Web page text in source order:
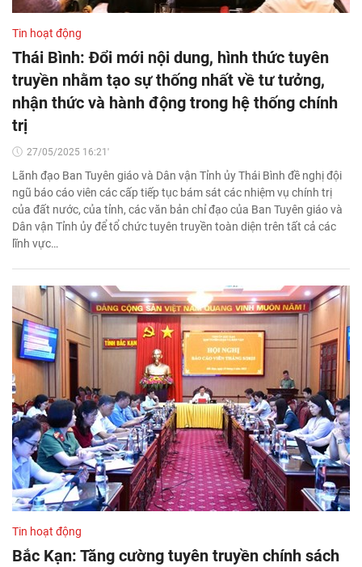
Tin hoạt động
Thái Bình: Đổi mới nội dung, hình thức tuyên
truyền nhằm tạo sự thống nhất về tư tưởng,
nhận thức và hành động trong hệ thống chính
trị
27/05/2025 16:21'
Lãnh đạo Ban Tuyên giáo và Dân vận Tỉnh ủy Thái Bình đề nghị đội
ngũ báo cáo viên các cấp tiếp tục bám sát các nhiệm vụ chính trị
của đất nước, của tỉnh, các văn bản chỉ đạo của Ban Tuyên giáo và
Dân vận Tỉnh ủy để tổ chức tuyên truyền toàn diện trên tất cả các
lĩnh vực…
Tin hoạt động
Bắc Kạn: Tăng cường tuyên truyền chính sách